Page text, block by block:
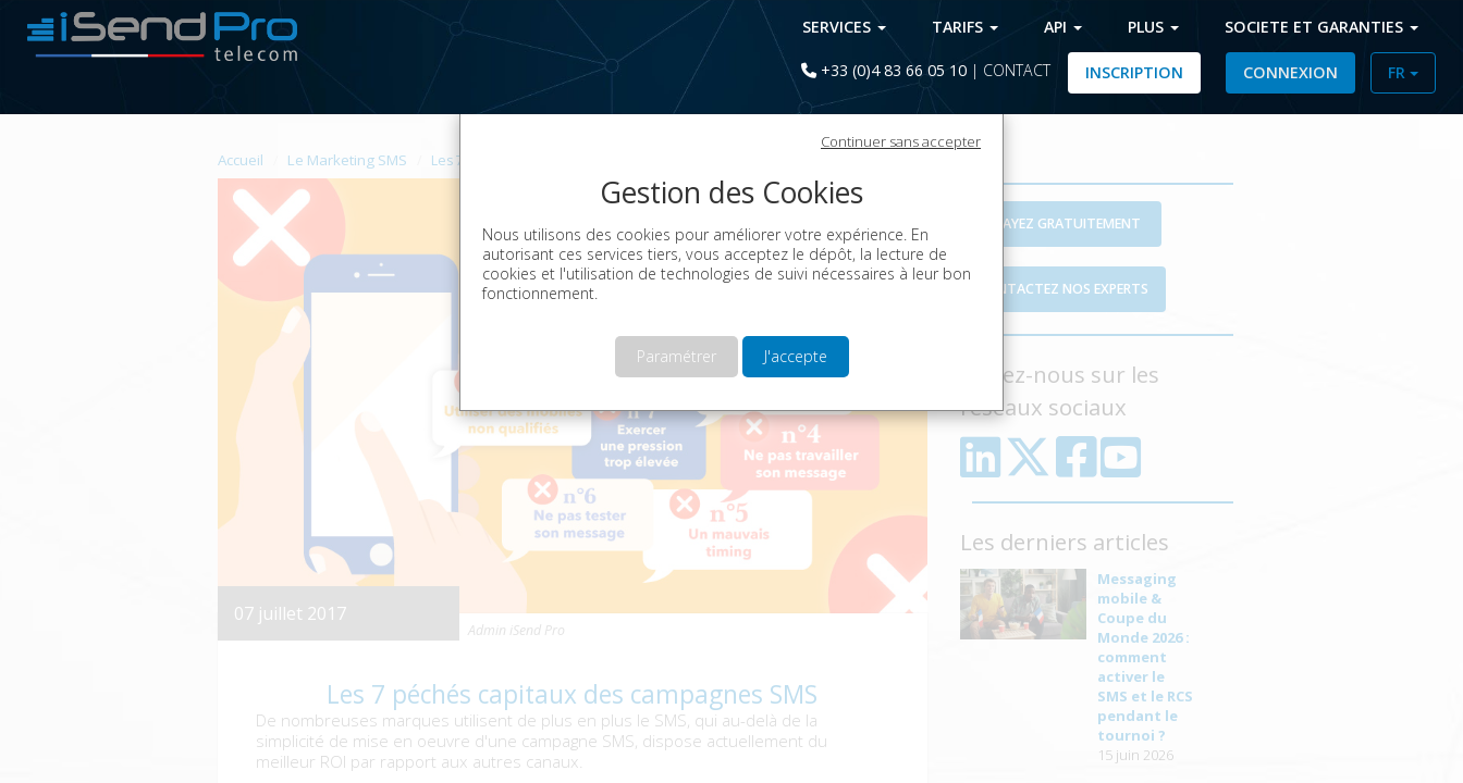
Continuer sans accepter
Gestion des Cookies
Nous utilisons des cookies pour améliorer votre expérience. En
autorisant ces services tiers, vous acceptez le dépôt, la lecture de
cookies et l'utilisation de technologies de suivi nécessaires à leur bon
fonctionnement.
Paramétrer J'accepte
SERVICES TARIFS API PLUS SOCIETE ET GARANTIES
INSCRIPTION CONNEXION FR
+33 (0)4 83 66 05 10 | CONTACT
Accueil Le Marketing SMS Les 7 péchés capitaux des campagnes SMS
07 juillet 2017
Admin iSend Pro
Les 7 péchés capitaux des campagnes SMS
De nombreuses marques utilisent de plus en plus le SMS, qui au-delà de la
simplicité de mise en oeuvre d'une campagne SMS, dispose actuellement du
meilleur ROI par rapport aux autres canaux.
ESSAYEZ GRATUITEMENT
CONTACTEZ NOS EXPERTS
Suivez-nous sur les
réseaux sociaux
Les derniers articles
Messaging
mobile &
Coupe du
Monde 2026 :
comment
activer le
SMS et le RCS
pendant le
tournoi ?
15 juin 2026